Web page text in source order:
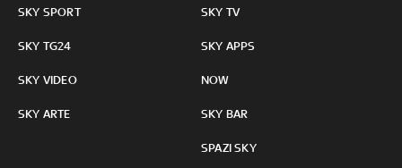
SKY SPORT
SKY TG24
SKY VIDEO
SKY ARTE
SKY TV
SKY APPS
NOW
SKY BAR
SPAZI SKY